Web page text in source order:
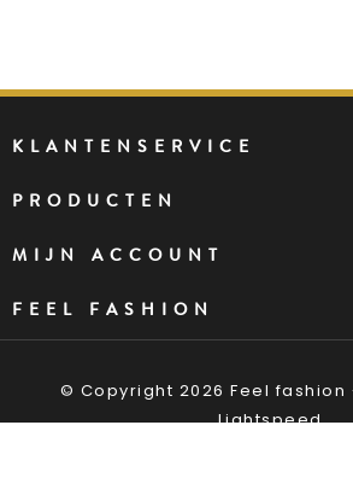
KLANTENSERVICE
PRODUCTEN
MIJN ACCOUNT
FEEL FASHION
© Copyright 2026 Feel fashion
Lightspeed